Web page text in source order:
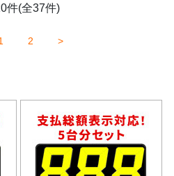
件(全37件)
2 >